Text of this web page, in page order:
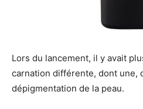
Lors du lancement, il y avait
carnation différente, dont une,
dépigmentation de la peau.